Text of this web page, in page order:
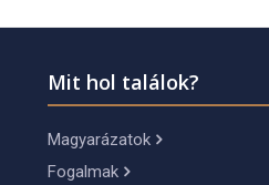
Mit hol találok?
Magyarázatok
Fogalmak